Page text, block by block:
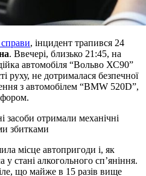
справи, інцидент трапився 24
. Ввечері, близько 21:45, на
автомобіля “Вольво ХС90”
руху, не дотрималася безпечної
з автомобілем “BMW 520D”,
засоби отримали механічні
збитками
місце автопригоди і, як
стані алкогольного сп’яніння.
що майже в 15 разів вище